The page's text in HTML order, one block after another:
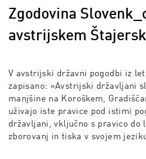
Zgodovina
avstrijskem
V avstrijski državni pogodbi iz
zapisano: »Avstrijski državljani
manjšine na Koroškem,
uživajo iste pravice pod istimi
državljani, vključno s pravico do
zborovanj in tiska v svojem